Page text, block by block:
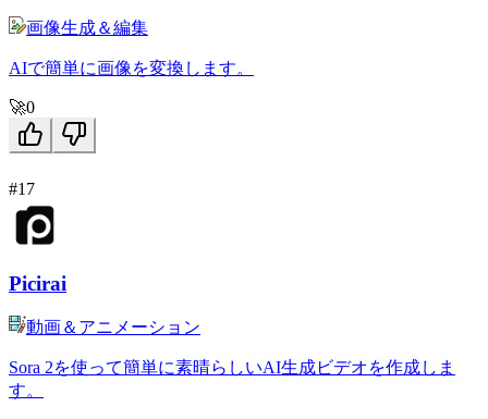
画像生成＆編集
AIで簡単に画像を変換します。
🚀0
#17
Picirai
動画＆アニメーション
Sora 2を使って簡単に素晴らしいAI生成ビデオを作成しま
す。